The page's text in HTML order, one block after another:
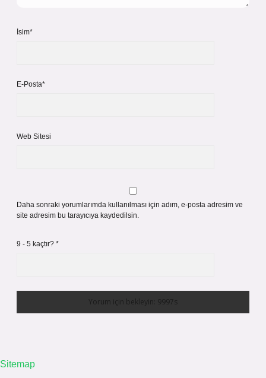
İsim*
E-Posta*
Web Sitesi
Daha sonraki yorumlarımda kullanılması için adım, e-posta adresim ve
site adresim bu tarayıcıya kaydedilsin.
9 - 5 kaçtır? *
Sitemap